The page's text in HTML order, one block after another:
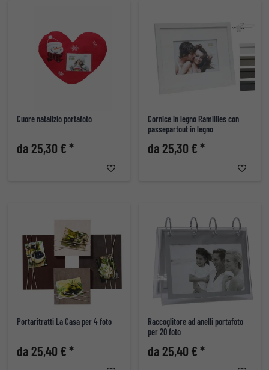
Cuore natalizio portafoto
da 25,30 € *
Cornice in legno Ramillies con
passepartout in legno
da 25,30 € *
Portaritratti La Casa per 4 foto
da 25,40 € *
Raccoglitore ad anelli portafoto
per 20 foto
da 25,40 € *